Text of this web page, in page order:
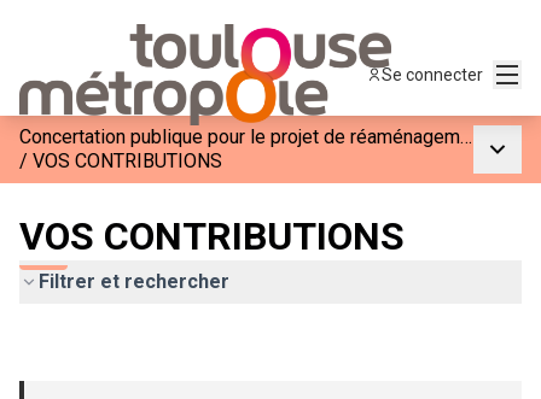
Se connecter
Concertation publique pour le projet de réaménagement de l&#39;Avenue du Bruguet entre la M4 et la M59
/ VOS CONTRIBUTIONS
VOS CONTRIBUTIONS
Filtrer et rechercher